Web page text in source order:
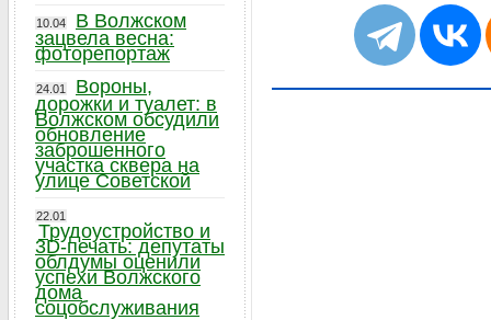
10.04
В Волжском
зацвела весна:
фоторепортаж
24.01
Вороны,
дорожки и туалет: в
Волжском обсудили
обновление
заброшенного
участка сквера на
улице Советской
22.01
Трудоустройство и
3D-печать: депутаты
облдумы оценили
успехи Волжского
дома
соцобслуживания